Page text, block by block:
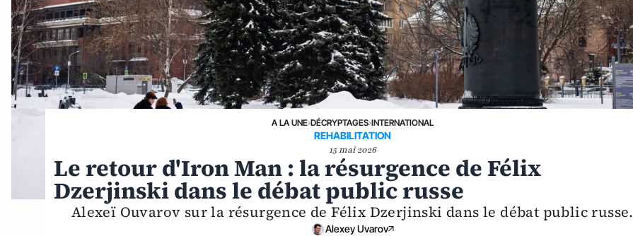
A LA UNE›DÉCRYPTAGES›INTERNATIONAL
REHABILITATION
15 mai 2026
Le retour d'Iron Man : la résurgence de Félix
Dzerjinski dans le débat public russe
Alexeï Ouvarov sur la résurgence de Félix Dzerjinski dans le débat public russe.
Alexey Uvarov